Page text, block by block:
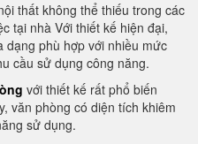
thất không thể thiếu trong các
tại nhà Với thiết kế hiện đại,
dạng phù hợp với nhiều mức
cầu sử dụng công năng.
với thiết kế rất phổ biến
văn phòng có diện tích khiêm
sử dụng.